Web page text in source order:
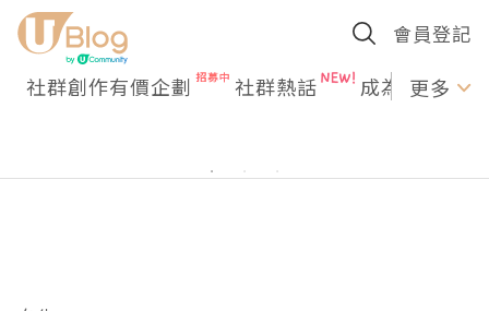
會員登記
社群創作有價企劃 社群熱話 成為U更多